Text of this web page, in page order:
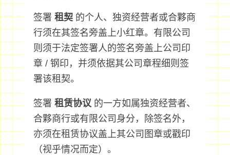
签署 租契的个人、独资经营者或合夥商
行须在其签名旁盖上小红章。有限公司
则须于法定签署人的签名旁盖上公司印
章 / 钢印，并须依据其公司章程细则签
署该租契。
签署 租赁协议的一方如属独资经营者、
合夥商行或有限公司身分，除签名外，
亦须在租赁协议盖上其公司图章或戳印
（视乎情况而定）。